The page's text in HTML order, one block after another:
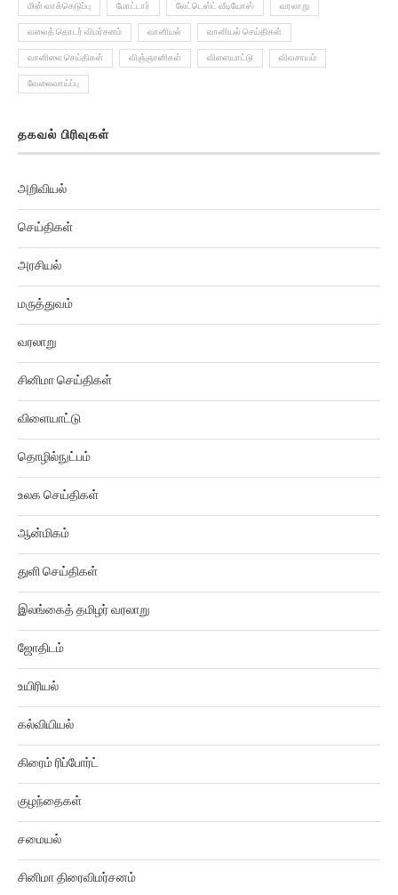
வலைத் தொடர் விமர்சனம் வானியல் வானியல் செய்திகள்
வானிலை செய்திகள் விஞ்ஞானிகள் விளையாட்டு விவசாயம்
வேலைவாய்ப்பு
செய்திகள்
அரசியல்
மருத்துவம்
வரலாறு
சினிமா செய்திகள்
விளையாட்டு
தொழில்நுட்பம்
உலக செய்திகள்
ஆன்மிகம்
துளி செய்திகள்
இலங்கைத் தமிழர் வரலாறு
ஜோதிடம்
உயிரியல்
கல்வியியல்
கிரைம் ரிப்போர்ட்
குழந்தைகள்
சமையல்
சினிமா திரைவிமர்சனம்